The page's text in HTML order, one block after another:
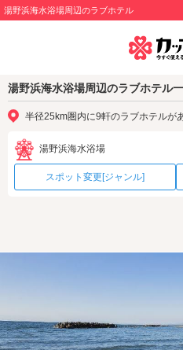
湯野浜海水浴場周辺のラブホテル
湯野浜海水浴場周辺のラブホテル
半径25km圏内に9軒のラブホテルが
湯野浜海水浴場
スポット変更[ジャンル]